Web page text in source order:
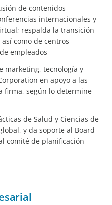
de contenidos
internacionales y
respalda la transición
como de centros
empleados
marketing, tecnología y
en apoyo a las
firma, según lo determine
de Salud y Ciencias de
y da soporte al Board
comité de planificación